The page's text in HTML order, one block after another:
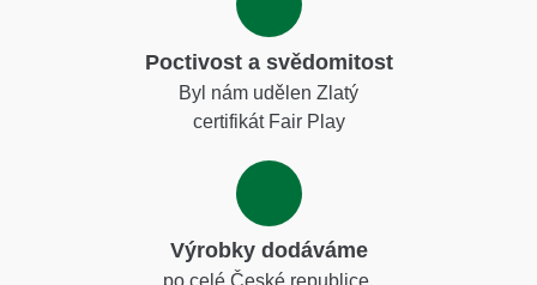
Poctivost a svědomitost
Byl nám udělen Zlatý
certifikát Fair Play
Výrobky dodáváme
po celé České republice,